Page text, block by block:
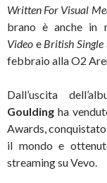
Written For Visual
brano è anche in
Video e British Single
febbraio alla O2
Dall’uscita
Goulding ha
Awards,
il mondo e
streaming su Vevo.